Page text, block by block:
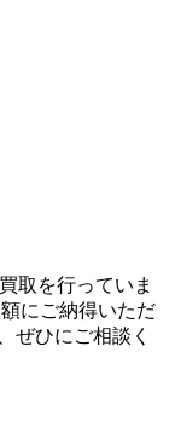
取を行っていま
にご納得いただ
ぜひにご相談く